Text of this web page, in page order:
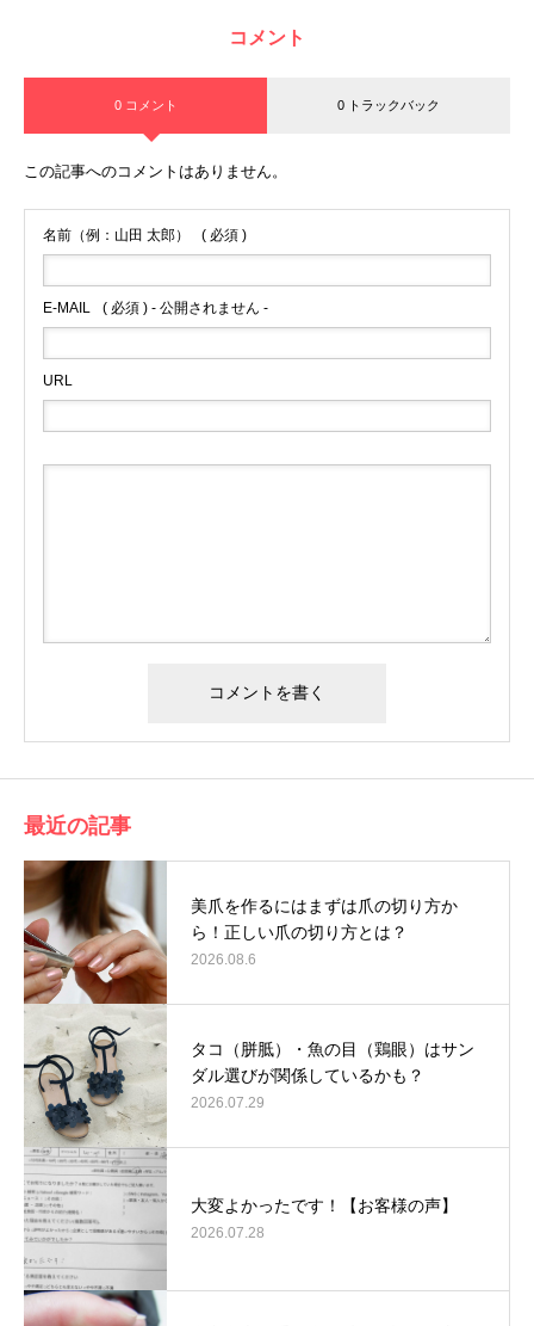
コメント
0 コメント 0 トラックバック
この記事へのコメントはありません。
名前（例：山田 太郎） ( 必須 )
E-MAIL ( 必須 ) - 公開されません -
URL
最近の記事
美爪を作るにはまずは爪の切り方か
ら！正しい爪の切り方とは？
2026.08.6
タコ（胼胝）・魚の目（鶏眼）はサン
ダル選びが関係しているかも？
2026.07.29
大変よかったです！【お客様の声】
2026.07.28